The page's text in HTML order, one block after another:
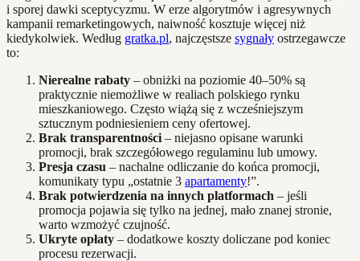
i sporej dawki sceptycyzmu. W erze algorytmów i agresywnych
kampanii remarketingowych, naiwność kosztuje więcej niż
kiedykolwiek. Według gratka.pl, najczęstsze sygnały ostrzegawcze
to:
Nierealne rabaty – obniżki na poziomie 40–50% są
praktycznie niemożliwe w realiach polskiego rynku
mieszkaniowego. Często wiążą się z wcześniejszym
sztucznym podniesieniem ceny ofertowej.
Brak transparentności – niejasno opisane warunki
promocji, brak szczegółowego regulaminu lub umowy.
Presja czasu – nachalne odliczanie do końca promocji,
komunikaty typu „ostatnie 3 apartamenty!”.
Brak potwierdzenia na innych platformach – jeśli
promocja pojawia się tylko na jednej, mało znanej stronie,
warto wzmożyć czujność.
Ukryte opłaty – dodatkowe koszty doliczane pod koniec
procesu rezerwacji.